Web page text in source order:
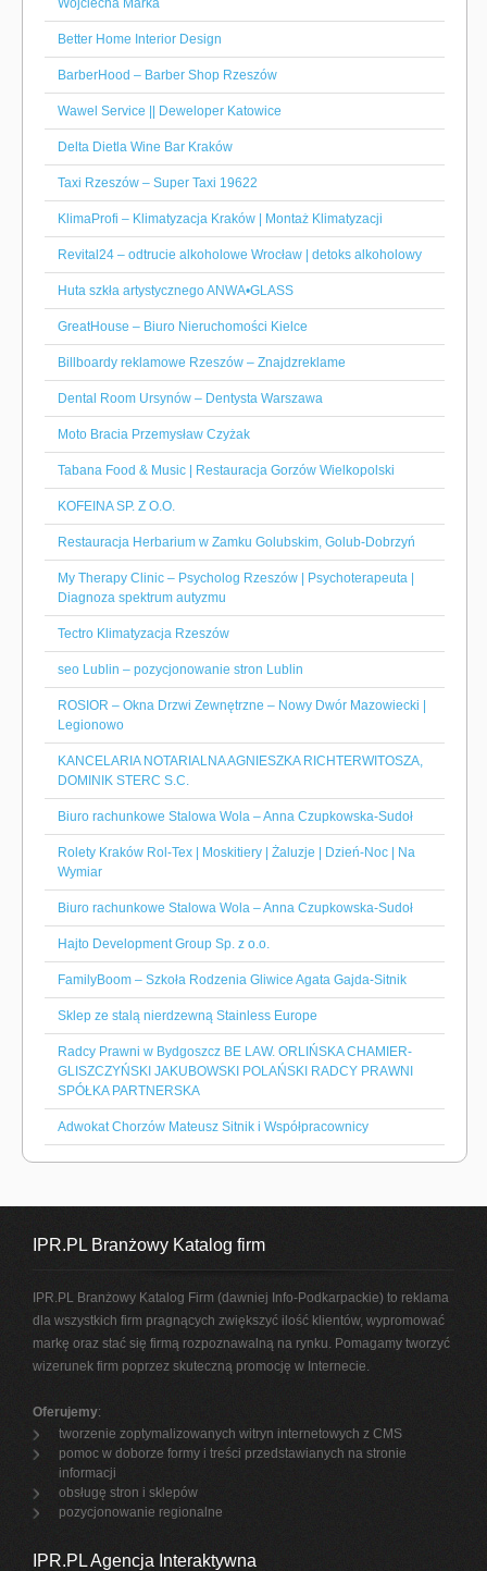
Wojciecha Marka
Better Home Interior Design
BarberHood – Barber Shop Rzeszów
Wawel Service || Deweloper Katowice
Delta Dietla Wine Bar Kraków
Taxi Rzeszów – Super Taxi 19622
KlimaProfi – Klimatyzacja Kraków | Montaż Klimatyzacji
Revital24 – odtrucie alkoholowe Wrocław | detoks alkoholowy
Huta szkła artystycznego ANWA•GLASS
GreatHouse – Biuro Nieruchomości Kielce
Billboardy reklamowe Rzeszów – Znajdzreklame
Dental Room Ursynów – Dentysta Warszawa
Moto Bracia Przemysław Czyżak
Tabana Food & Music | Restauracja Gorzów Wielkopolski
KOFEINA SP. Z O.O.
Restauracja Herbarium w Zamku Golubskim, Golub-Dobrzyń
My Therapy Clinic – Psycholog Rzeszów | Psychoterapeuta |
Diagnoza spektrum autyzmu
Tectro Klimatyzacja Rzeszów
seo Lublin – pozycjonowanie stron Lublin
ROSIOR – Okna Drzwi Zewnętrzne – Nowy Dwór Mazowiecki |
Legionowo
KANCELARIA NOTARIALNA AGNIESZKA RICHTERWITOSZA,
DOMINIK STERC S.C.
Biuro rachunkowe Stalowa Wola – Anna Czupkowska-Sudoł
Rolety Kraków Rol-Tex | Moskitiery | Żaluzje | Dzień-Noc | Na
Wymiar
Biuro rachunkowe Stalowa Wola – Anna Czupkowska-Sudoł
Hajto Development Group Sp. z o.o.
FamilyBoom – Szkoła Rodzenia Gliwice Agata Gajda-Sitnik
Sklep ze stalą nierdzewną Stainless Europe
Radcy Prawni w Bydgoszcz BE LAW. ORLIŃSKA CHAMIER-
GLISZCZYŃSKI JAKUBOWSKI POLAŃSKI RADCY PRAWNI
SPÓŁKA PARTNERSKA
Adwokat Chorzów Mateusz Sitnik i Współpracownicy
IPR.PL Branżowy Katalog firm
IPR.PL Branżowy Katalog Firm (dawniej Info-Podkarpackie) to reklama
dla wszystkich firm pragnących zwiększyć ilość klientów, wypromować
markę oraz stać się firmą rozpoznawalną na rynku. Pomagamy tworzyć
wizerunek firm poprzez skuteczną promocję w Internecie.
Oferujemy:
tworzenie zoptymalizowanych witryn internetowych z CMS
pomoc w doborze formy i treści przedstawianych na stronie
informacji
obsługę stron i sklepów
pozycjonowanie regionalne
IPR.PL Agencja Interaktywna